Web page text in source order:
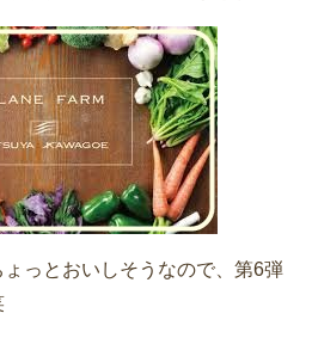
っとおいしそうなので、第6弾